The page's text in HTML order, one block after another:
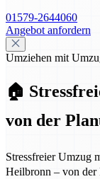
01579-2644060
Angebot anfordern
Umziehen mit
🏠
von der
Stressfreier Umzug
Heilbronn – von